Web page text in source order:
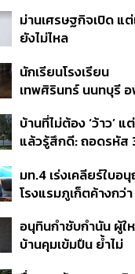
ม่านเศรษฐกิจเปิด แต่
ยังไม่ไหล
นักเรียนโรงเรียน
เทพศิรินทร์ นนทบุรี
ชั่วคราว หลังเหตุใช้อ
ปืนภายในโรงเรียน
บ้านที่ไม่ต้อง ‘ว้าว’ แ
แล้วรู้สึกดี: ถอดรหัส
Well-Being ในทุกวัน
มท.4 เร่งเคลียร์ใบอ
โรงแรมภูเก็ตค้างกว่
โมเดลแก้ทั้งประเทศ
อนุทินกำชับกำนัน ผู้
บ้านคุมเข้มปืน ย้ำไม่